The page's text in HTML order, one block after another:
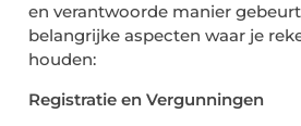
en verantwoorde manier
belangrijke aspecten waar je
houden:
Registratie en Vergunningen